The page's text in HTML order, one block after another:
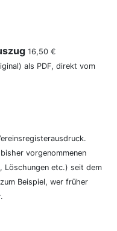
16,50 €
als PDF, direkt vom
vorgenommenen
Löschungen etc.) seit dem
Beispiel, wer früher